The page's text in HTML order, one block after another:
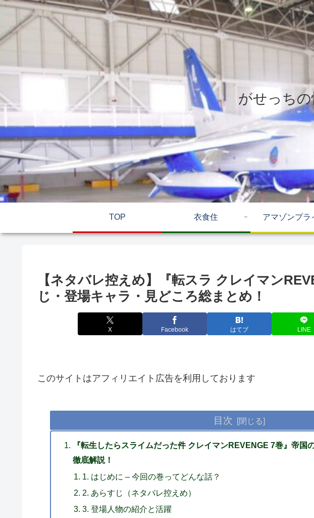
がせっち
TOP 衣食住 アマゾンプラ
【ネタバレ控えめ】『転スラ クレイマン
じ・登場キャラ・見どころ総まとめ！
X Facebook はてブ LINE
このサイトはアフィリエイト広告を利用しております
目次
『転生したらスライムだった件 クレイマンREVENGE 7巻』帝国
徹底解説！
1. はじめに – 今回の巻ってどんな話？
2. あらすじ（ネタバレ控えめ）
3. 登場人物の紹介と活躍